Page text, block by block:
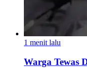
1 menit lalu
Warga Tewas